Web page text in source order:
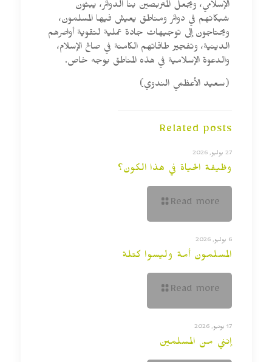
الإسلامي، ويجعل المتربصين بنا الدوائر، يبثون
شبكاتهم في دوائر ومناطق يعيش فيها المسلمون،
ويحتاجون إلى توجيهات جادة عملية لتقوية أواصرهم
الدينية، وتفجير طاقاتهم الكامنة في صالح الإسلام،
والدعوة الإسلامية في هذه المناطق بوجه خاص.
(سعيد الأعظمي الندوي)
Related posts
27 يوليو, 2026
وظيفة الحياة في هذا الكون؟
Read more
6 يوليو, 2026
المسلمون أمة وليسوا كتلة
Read more
17 يونيو, 2026
إنني من المسلمين